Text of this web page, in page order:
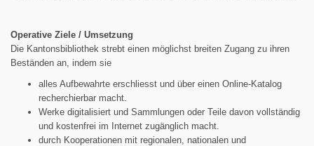
Operative Ziele / Umsetzung
Die Kantonsbibliothek strebt einen möglichst breiten Zugang zu ihren
Beständen an, indem sie
alles Aufbewahrte erschliesst und über einen Online-Katalog
recherchierbar macht.
Werke digitalisiert und Sammlungen oder Teile davon vollständig
und kostenfrei im Internet zugänglich macht.
durch Kooperationen mit regionalen, nationalen und